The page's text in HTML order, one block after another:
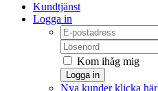
Kundtjänst
Logga in
Kom ihåg mig
Logga in
Nya kunder klicka här